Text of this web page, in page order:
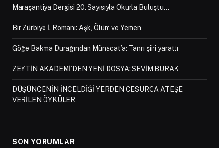
Maraşantiya Dergisi 20. Sayısıyla Okurla Buluştu…
Bir Zürbiye İ. Romanı: Aşk, Ölüm ve Yemen
Göğe Bakma Durağından Münacat’a: Tanrı şiiri yarattı
ZEYTİN AKADEMİ’DEN YENİ DOSYA: SEVİM BURAK
DÜŞÜNCENİN İNCELDİĞİ YERDEN CESURCA ATEŞE
VERİLEN ÖYKÜLER
SON YORUMLAR